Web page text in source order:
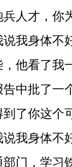
人才，你
我身体不
他看了我
中批了一
了你这个
我身体不
门，学习